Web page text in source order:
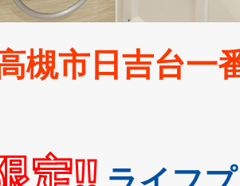
槻市日吉台一